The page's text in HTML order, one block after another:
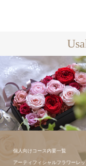
ンジメント
個人向けコース内要一覧
アーティフィシャルフラワーレッ